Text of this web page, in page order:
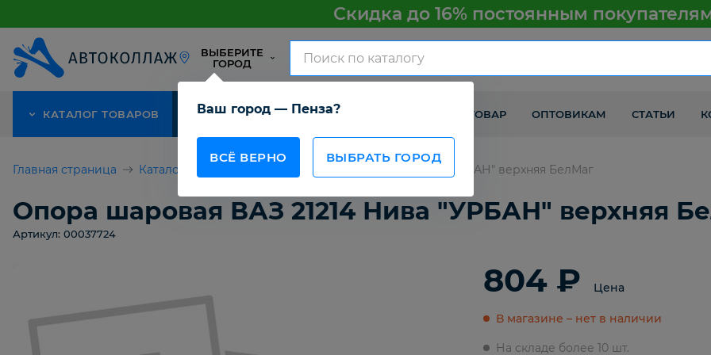
Скидка до 16% постоянным
ВЫБЕРИТЕ
ГОРОД
Ваш город — Пенза?
ВСЁ ВЕРНО ВЫБРАТЬ ГОРОД
КАТАЛОГ ТОВАРОВ АКЦИЯ О КОМПАНИИ КАК ПОЛУЧИТЬ ТОВАР ОПТОВИКАМ СТАТЬИ
Главная страница Каталог товаров Опора шаровая ВАЗ 21214 Нива "УРБАН" верхняя БелМаг
Опора шаровая ВАЗ 21214 Нива "УРБАН" верхняя
Артикул: 00037724
804 ₽ Цена
В магазине – нет в наличии
На складе более 10 шт.